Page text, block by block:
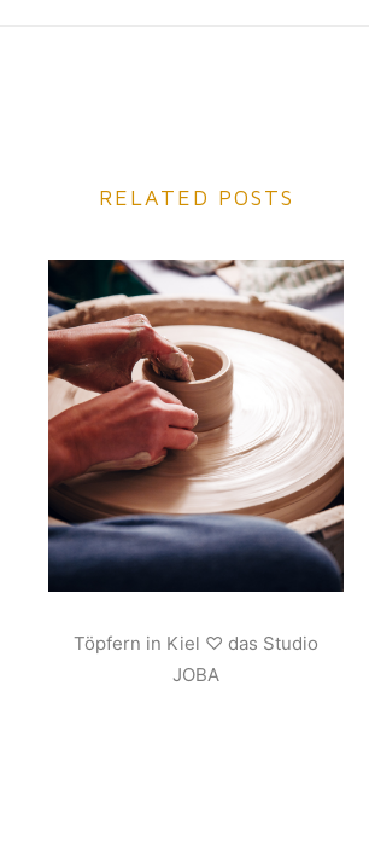
RELATED POSTS
Töpfern in Kiel ♡ das Studio
JOBA